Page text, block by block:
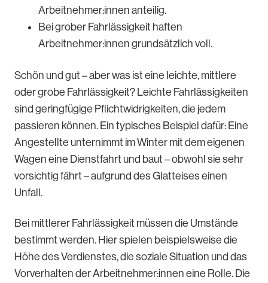
Arbeitnehmer:innen anteilig.
Bei grober Fahrlässigkeit haften
Arbeitnehmer:innen grundsätzlich voll.
Schön und gut – aber was ist eine leichte, mittlere
oder grobe Fahrlässigkeit? Leichte Fahrlässigkeiten
sind geringfügige Pflichtwidrigkeiten, die jedem
passieren können. Ein typisches Beispiel dafür: Eine
Angestellte unternimmt im Winter mit dem eigenen
Wagen eine Dienstfahrt und baut – obwohl sie sehr
vorsichtig fährt – aufgrund des Glatteises einen
Unfall.
Bei mittlerer Fahrlässigkeit müssen die Umstände
bestimmt werden. Hier spielen beispielsweise die
Höhe des Verdienstes, die soziale Situation und das
Vorverhalten der Arbeitnehmer:innen eine Rolle. Die